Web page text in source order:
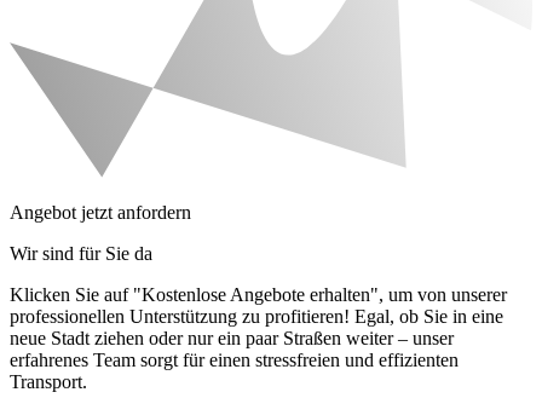
Angebot jetzt anfordern
Wir sind für Sie da
Klicken Sie auf "Kostenlose Angebote erhalten", um von unserer
professionellen Unterstützung zu profitieren! Egal, ob Sie in eine
neue Stadt ziehen oder nur ein paar Straßen weiter – unser
erfahrenes Team sorgt für einen stressfreien und effizienten
Transport.